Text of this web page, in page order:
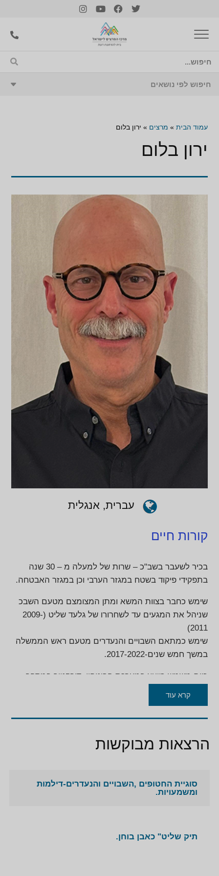
עמוד הבית » מרצים » ירון בלום
ירון בלום
עברית, אנגלית
קורות חיים
בכיר לשעבר בשב"כ – שרות של למעלה מ – 30 שנה
בתפקידי פיקוד בשטח במגזר הערבי וכן במגזר האבטחה.
שימש כחבר בצוות המשא ומתן המצומצם מטעם השבכ
שניהל את המגעים עד לשחרורו של גלעד שליט (2009-
2011)
שימש כמתאם השבויים והנעדרים מטעם ראש הממשלה
במשך חמש שנים-2017-2022.
כיום משמש כיועץ במערכת הביטחון ,דירקטור במספר
קרא עוד
הרצאות מבוקשות
סוגיית החטופים ,השבויים והנעדרים-דילמות
ומשמעויות.
תיק שליט" כאבן בוחן.